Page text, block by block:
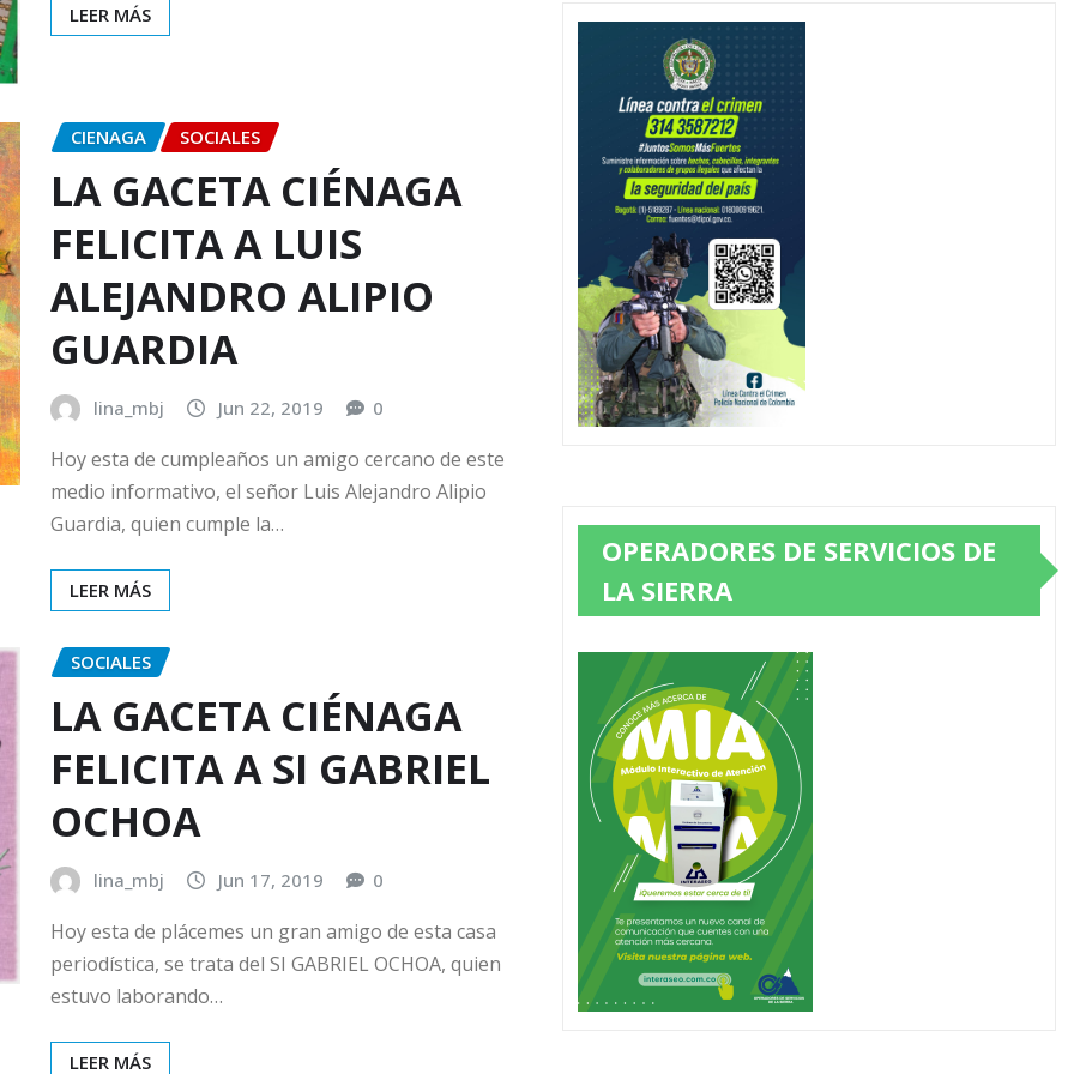
LEER MÁS
CIENAGA SOCIALES
LA GACETA CIÉNAGA
FELICITA A LUIS
ALEJANDRO ALIPIO
GUARDIA
lina_mbj Jun 22, 2019 0
Hoy esta de cumpleaños un amigo cercano de este
medio informativo, el señor Luis Alejandro Alipio
Guardia, quien cumple la…
LEER MÁS
SOCIALES
LA GACETA CIÉNAGA
FELICITA A SI GABRIEL
OCHOA
lina_mbj Jun 17, 2019 0
Hoy esta de plácemes un gran amigo de esta casa
periodística, se trata del SI GABRIEL OCHOA, quien
estuvo laborando…
LEER MÁS
OPERADORES DE SERVICIOS DE
LA SIERRA